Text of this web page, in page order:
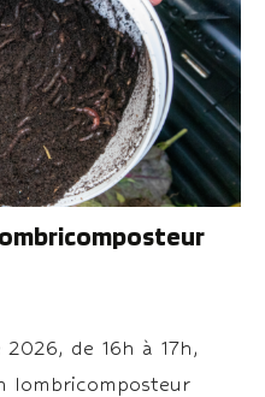
de 16h à 17h,
lombricomposteur